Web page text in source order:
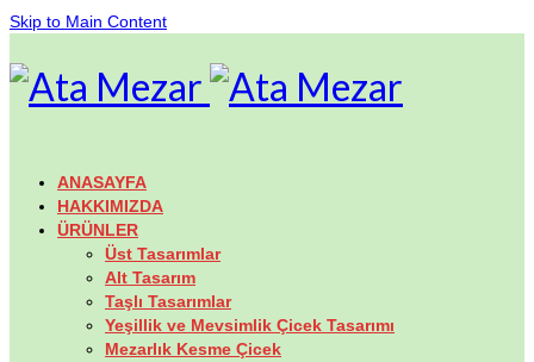
Skip to Main Content
ANASAYFA
HAKKIMIZDA
ÜRÜNLER
Üst Tasarımlar
Alt Tasarım
Taşlı Tasarımlar
Yeşillik ve Mevsimlik Çicek Tasarımı
Mezarlık Kesme Çicek